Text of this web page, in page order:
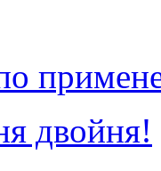
двойня!